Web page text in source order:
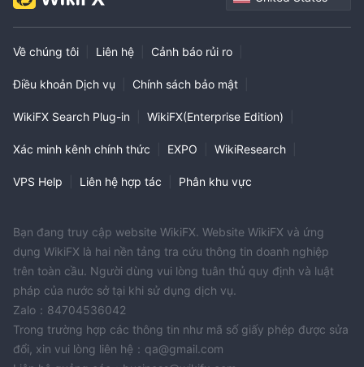
Về chúng tôi Liên hệ Cảnh báo rủi ro
Điều khoản Dịch vụ Chính sách bảo mật
WikiFX Search Plug-in WikiFX(Enterprise Edition)
Xác minh kênh chính thức EXPO WikiResearch
VPS Help Liên hệ hợp tác Phân khu vực
Bạn đang truy cập website WikiFX. Website WikiFX và ứng
dụng WikiFX là hai nền tảng tra cứu thông tin doanh nghiệp
trên toàn cầu. Người dùng vui lòng tuân thủ quy định và luật
pháp của nước sở tại khi sử dụng dịch vụ.
Zalo：84704536042
Trong trường hợp các thông tin như mã số giấy phép được sửa
đổi, xin vui lòng liên hệ：qa@gmail.com